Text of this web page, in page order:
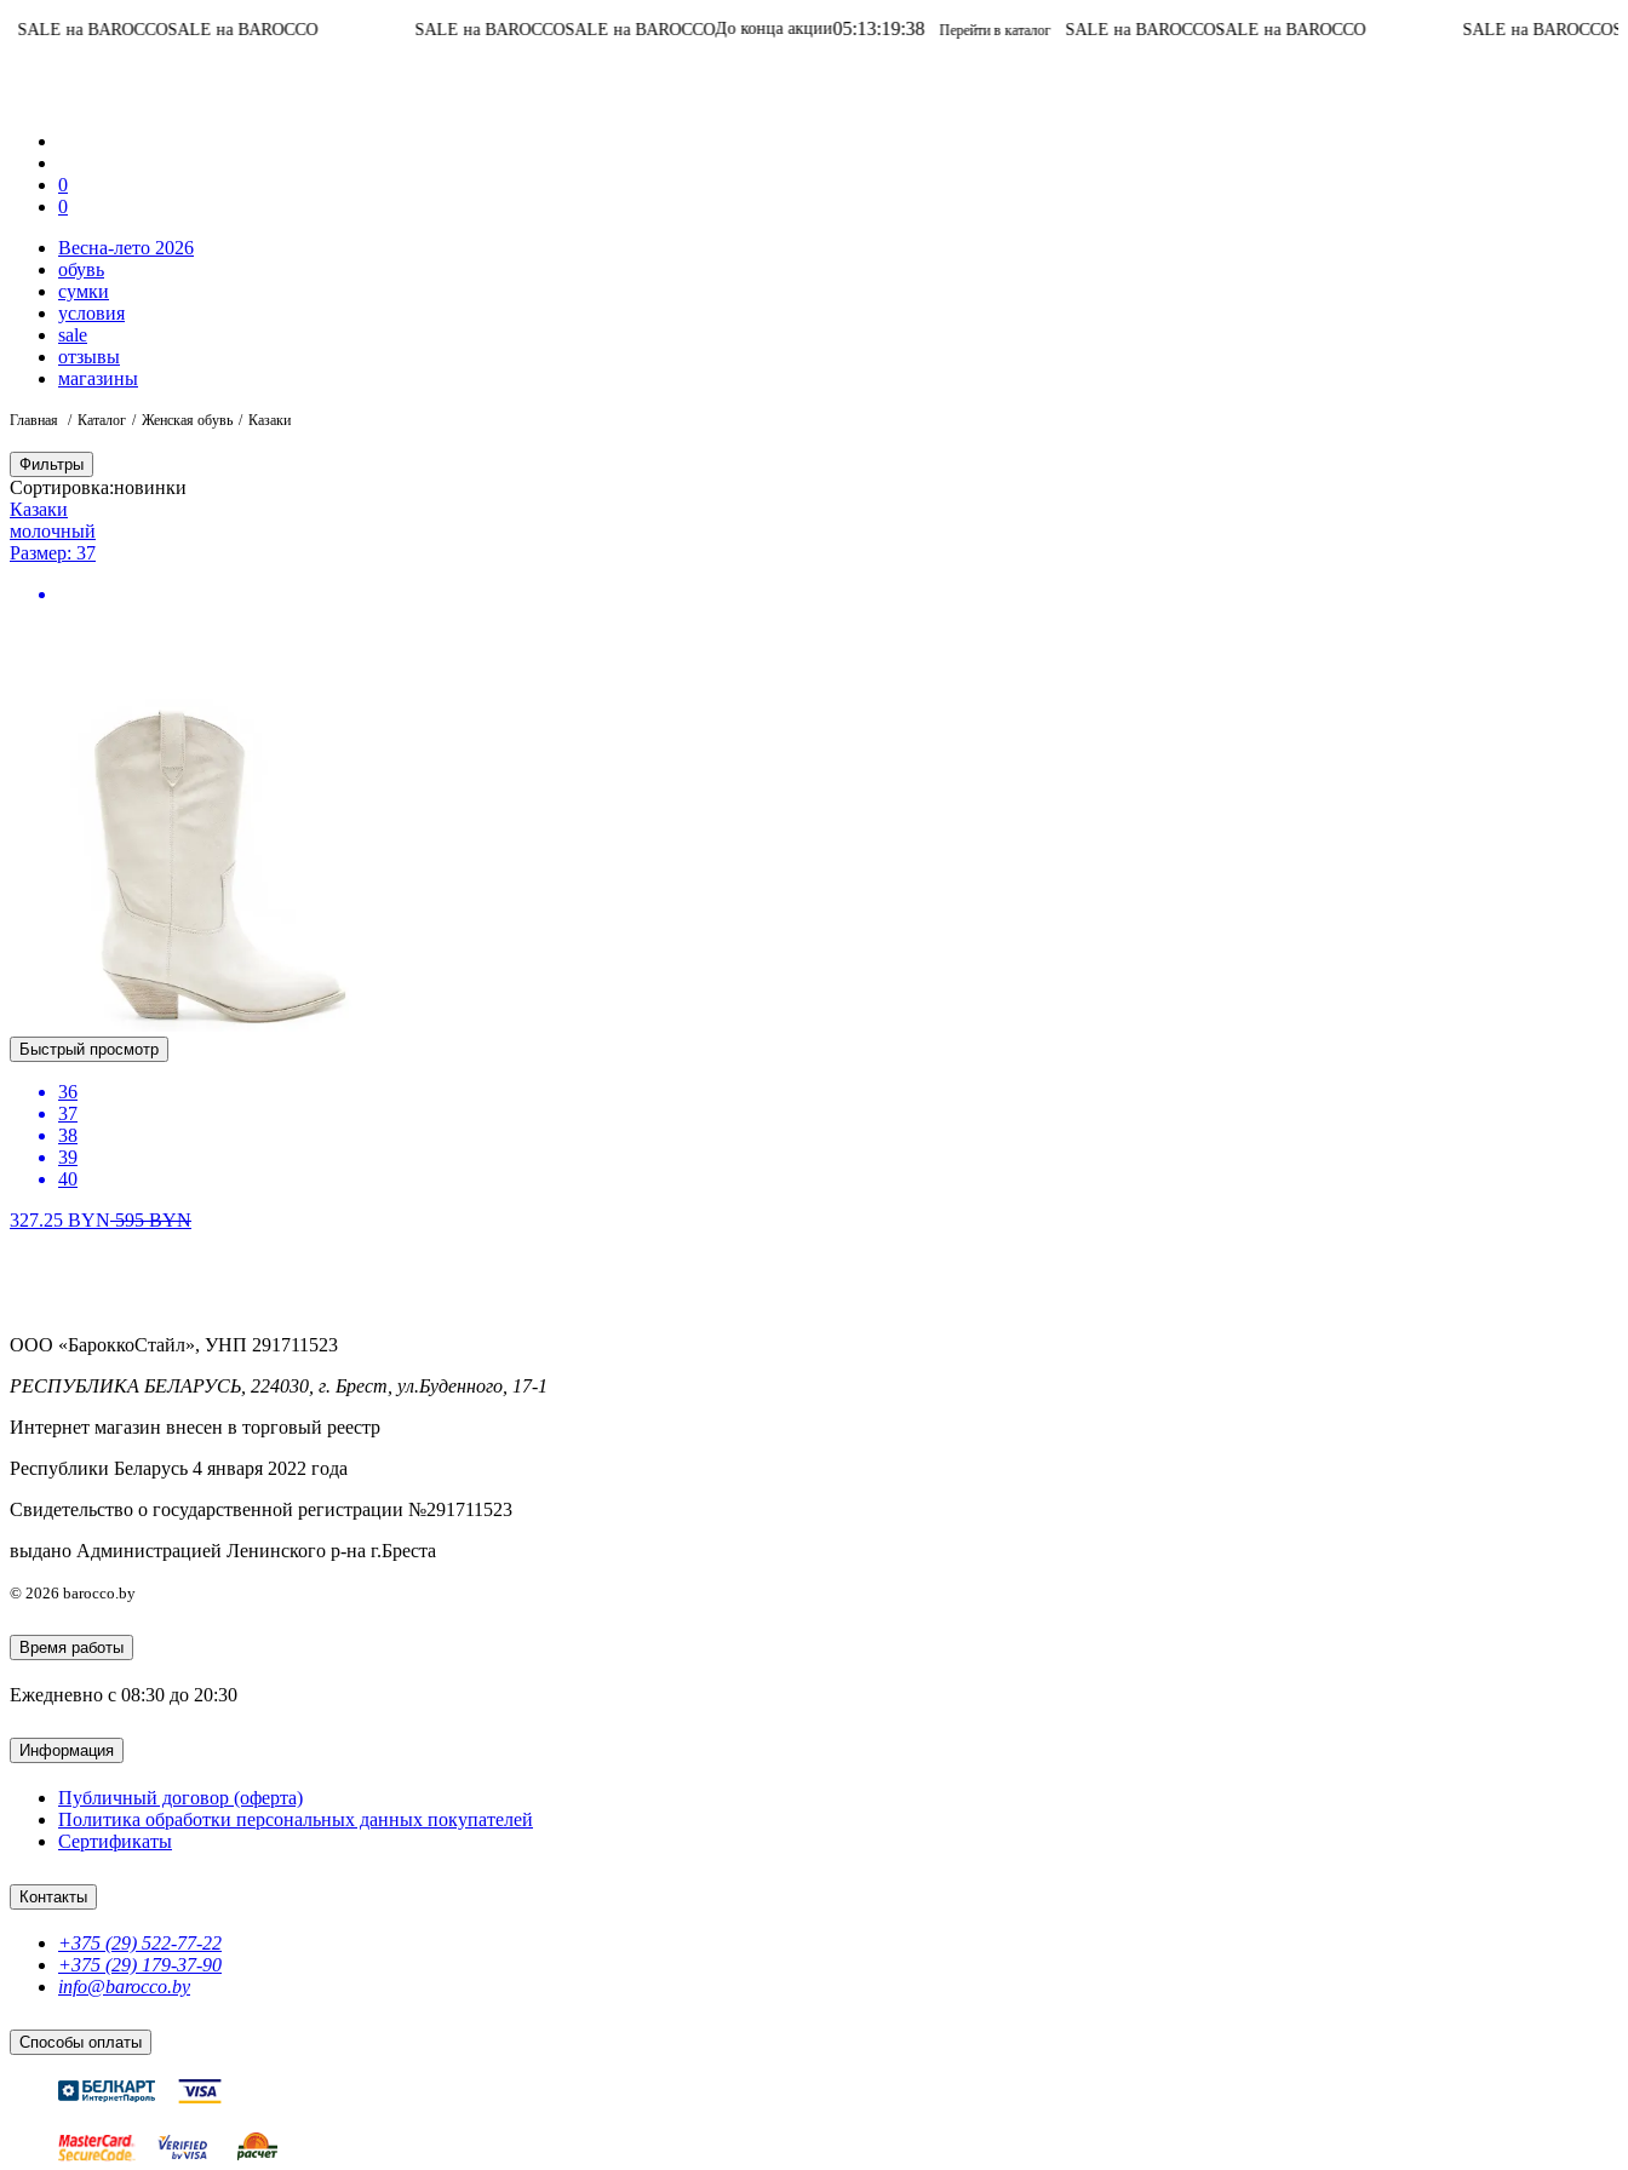
на BAROCCOSALE на BAROCCO SALE на BAROCCOSALE на BAROCCOДо конца акции05:13:19:38 Перейти в каталог SALE на BAROCCOSALE на BAROCCO SALE на BAROCCOSALE
0
0
Весна-лето 2026
обувь
сумки
условия
sale
отзывы
магазины
Главная Каталог Женская обувь Казаки
Фильтры
Сортировка:новинки
Казаки
молочный
Размер: 37
Быстрый просмотр
36
37
38
39
40
327.25 BYN595BYN
ООО «БароккоСтайл», УНП 291711523
РЕСПУБЛИКА БЕЛАРУСЬ, 224030, г. Брест, ул.Буденного, 17-1
Интернет магазин внесен в торговый реестр
Республики Беларусь 4 января 2022 года
Свидетельство о государственной регистрации №291711523
выдано Администрацией Ленинского р-на г.Бреста
© 2026 barocco.by
Время работы
Ежедневно с 08:30 до 20:30
Информация
Публичный договор (оферта)
Политика обработки персональных данных покупателей
Сертификаты
Контакты
+375 (29) 522-77-22
+375 (29) 179-37-90
info@barocco.by
Способы оплаты